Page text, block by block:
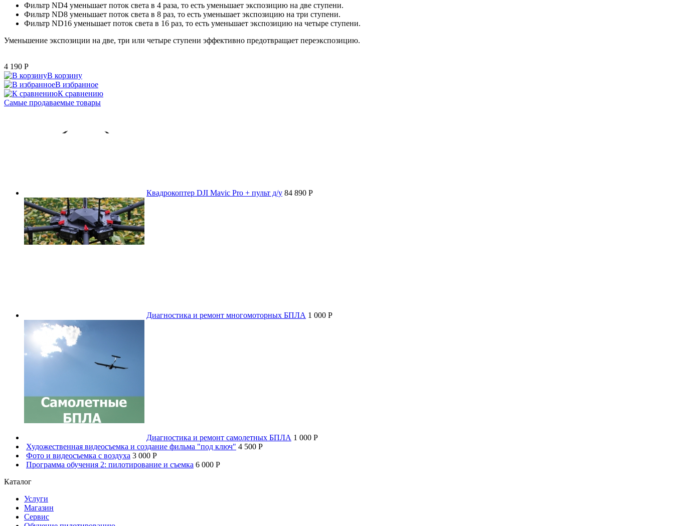
Фильтр ND4 уменьшает поток света в 4 раза, то есть уменьшает экспозицию на две ступени.
Фильтр ND8 уменьшает поток света в 8 раз, то есть уменьшает экспозицию на три ступени.
Фильтр ND16 уменьшает поток света в 16 раз, то есть уменьшает экспозицию на четыре ступени.
Уменьшение экспозиции на две, три или четыре ступени эффективно предотвращает переэкспозицию.
4 190 P
В корзину
В избранное
К сравнению
Самые продаваемые товары
Квадрокоптер DJI Mavic Pro + пульт д/у 84 890 P
Диагностика и ремонт многомоторных БПЛА 1 000 P
Диагностика и ремонт самолетных БПЛА 1 000 P
Художественная видеосъемка и создание фильма "под ключ" 4 500 P
Фото и видеосъемка с воздуха 3 000 P
Программа обучения 2: пилотирование и съемка 6 000 P
Каталог
Услуги
Магазин
Сервис